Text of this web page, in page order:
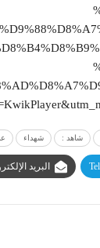
شاهد : شهداء
البريد